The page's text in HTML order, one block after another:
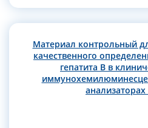
Материал контрольный
качественного
гепатита В в
анализаторах